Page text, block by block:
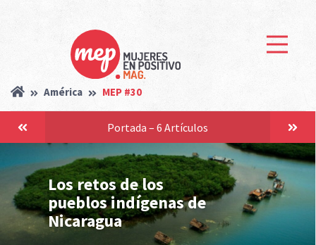
América MEP #30
Los retos de los
pueblos indígenas de
Nicaragua
Portada – 6 Artículos